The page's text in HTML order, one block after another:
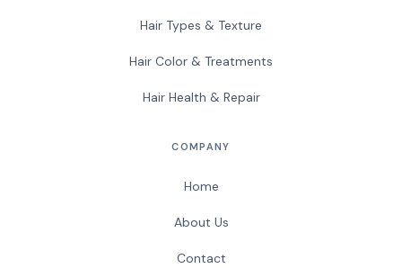
Hair Types & Texture
Hair Color & Treatments
Hair Health & Repair
COMPANY
Home
About Us
Contact